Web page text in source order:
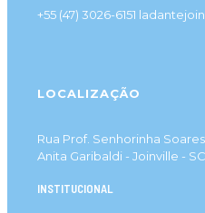
+55 (47) 3026-6151
LOCALIZAÇÃO
Rua Prof. Senhorinha
Anita Garibaldi - Joinville -
INSTITUCIONAL